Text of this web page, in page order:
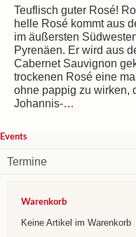
Teuflisch guter Rosé!
helle Rosé kommt aus
im äußersten
Pyrenäen. Er wird aus
Cabernet Sauvignon
trockenen Rosé eine
ohne pappig zu wirken,
Johannis-…
Events
Termine
Warenkorb
Keine Artikel im Warenkorb